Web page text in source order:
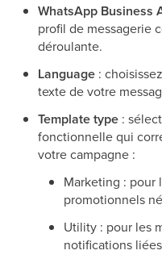
WhatsApp Business
profil de messagerie
déroulante.
Language :
texte de votre
Template type :
fonctionnelle qui
votre campagne :
Marketing : pour
promotionnels
Utility : pour les
notifications